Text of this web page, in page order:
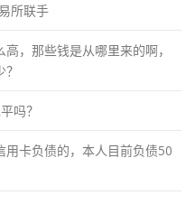
所联手
，那些钱是从哪里来的啊，
吗？
卡负债的，本人目前负债50